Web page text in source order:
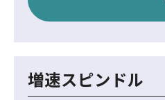
増速スピンドル